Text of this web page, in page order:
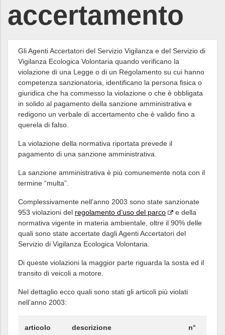
accertamento
Gli Agenti Accertatori del Servizio Vigilanza e del Servizio di
Vigilanza Ecologica Volontaria quando verificano la
violazione di una Legge o di un Regolamento su cui hanno
competenza sanzionatoria, identificano la persona fisica o
giuridica che ha commesso la violazione o che è obbligata
in solido al pagamento della sanzione amministrativa e
redigono un verbale di accertamento che è valido fino a
querela di falso.
La violazione della normativa riportata prevede il
pagamento di una sanzione amministrativa.
La sanzione amministrativa è più comunemente nota con il
termine “multa”.
Complessivamente nell’anno 2003 sono state sanzionate
953 violazioni del regolamento d’uso del parco
e della
normativa vigente in materia ambientale, oltre il 90% delle
quali sono state accertate dagli Agenti Accertatori del
Servizio di Vigilanza Ecologica Volontaria.
Di queste violazioni la maggior parte riguarda la sosta ed il
transito di veicoli a motore.
Nel dettaglio ecco quali sono stati gli articoli più violati
nell’anno 2003:
articolo descrizione n°